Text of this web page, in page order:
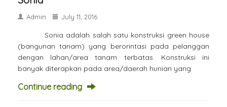
Admin July 11, 2016
Sonia adalah salah satu konstruksi green house
(bangunan tanam) yang berorintasi pada pelanggan
dengan lahan/area tanam terbatas. Konstruksi ini
banyak diterapkan pada area/daerah hunian yang
Continue reading